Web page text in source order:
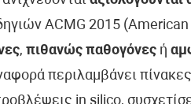
ACMG 2015
, πιθανώς παθογόνεςή
περιλαμβάνει